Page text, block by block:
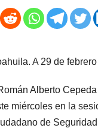
A 29 de
Alberto
miércoles en la
de